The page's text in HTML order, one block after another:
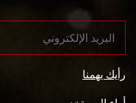
رأيك يهمنا